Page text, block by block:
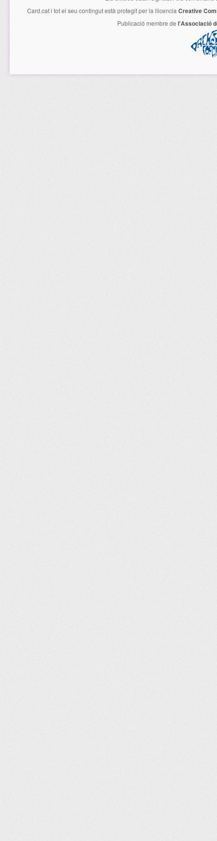
Card.cati tot el seu contingut està protegit per la llicencia Creative
Publicació membre de l'Associació